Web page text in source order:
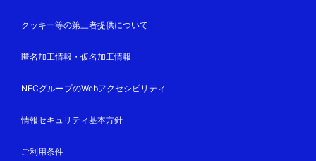
クッキー等の第三者提供について
匿名加工情報・仮名加工情報
NECグループのWebアクセシビリティ
情報セキュリティ基本方針
ご利用条件